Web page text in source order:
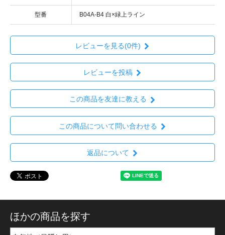
型番 B04A-B4 白×緑上ライン
レビューを見る(0件)
レビューを投稿
この商品を友達に教える
この商品について問い合わせる
返品について
ほかの商品を探す